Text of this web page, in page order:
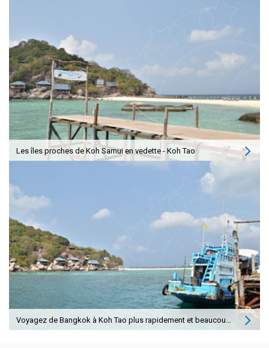
Les îles proches de Koh Samui en vedette - Koh Tao
Voyagez de Bangkok à Koh Tao plus rapidement et beaucoup moins cher !